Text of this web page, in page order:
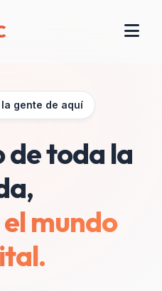
gente de aquí
de toda la
mundo